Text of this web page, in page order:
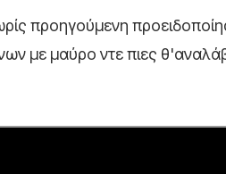
προηγούμενη
με μαύρο ντε πιες